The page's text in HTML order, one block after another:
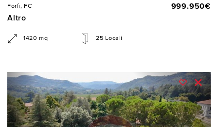
Forlì, FC
999.950€
Altro
1420 mq 25 Locali